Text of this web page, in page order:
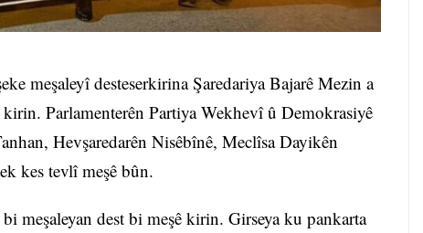
meşaleyî desteserkirina Şaredariya Bajarê Mezin a
Parlamenterên Partiya Wekhevî û Demokrasiyê
Hevşaredarên Nisêbînê, Meclîsa Dayikên
kes tevlî meşê bûn.
meşaleyan dest bi meşê kirin. Girseya ku pankarta